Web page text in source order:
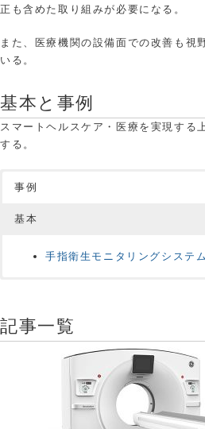
正も含めた取り組みが必要になる。
また、医療機関の設備面での改善も視
いる。
基本と事例
スマートヘルスケア・医療を実現する
する。
事例
基本
手指衛生モニタリングシステ
記事一覧